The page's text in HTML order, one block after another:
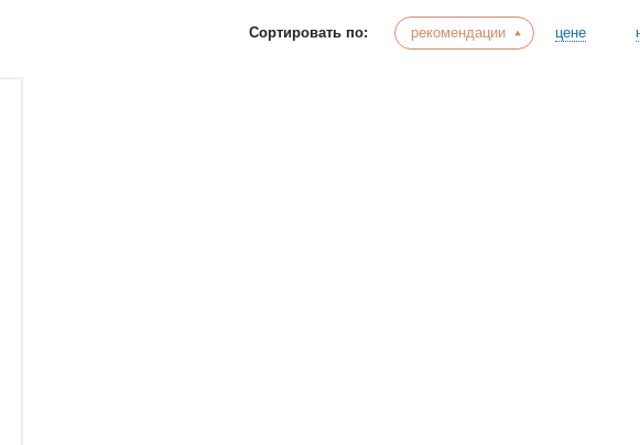
Сортировать по: рекомендации цене